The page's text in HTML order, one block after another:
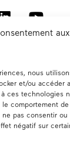
aux
nous
et/ou accéder
ces technologies
comportement
pas consentir ou
négatif sur
député